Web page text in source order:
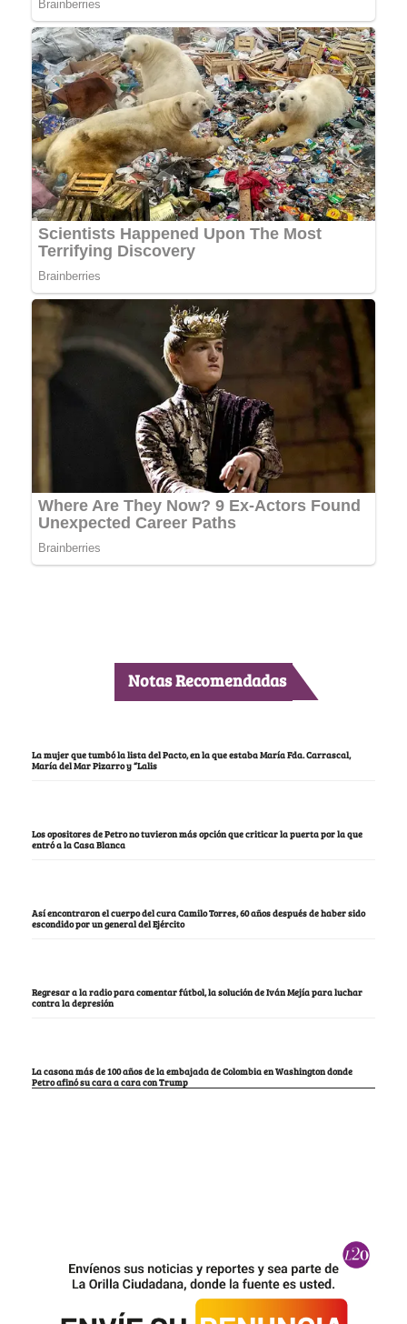
Notas Recomendadas
La mujer que tumbó la lista del Pacto, en la que estaba María Fda. Carrascal,
María del Mar Pizarro y “Lalis
Los opositores de Petro no tuvieron más opción que criticar la puerta por la que
entró a la Casa Blanca
Así encontraron el cuerpo del cura Camilo Torres, 60 años después de haber sido
escondido por un general del Ejército
Regresar a la radio para comentar fútbol, la solución de Iván Mejía para luchar
contra la depresión
La casona más de 100 años de la embajada de Colombia en Washington donde
Petro afinó su cara a cara con Trump